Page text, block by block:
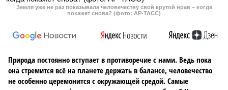
Земля уже не раз показывала человечеству свой крутой нрав – когда
покажет снова? (фото: АР-ТАСС)
Природа постоянно вступает в противоречие с нами. Ведь пока
она стремится всё на планете держать в балансе, человечество
не особенно церемонится с окружающей средой. Самые